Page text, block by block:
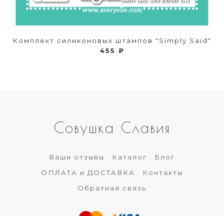
Комплект силиконовых штампов "Simply Said"
455 ₽
Совушка Славия
Ваши отзывы Каталог
Блог
ОПЛАТА и ДОСТАВКА
Контакты
Обратная связь